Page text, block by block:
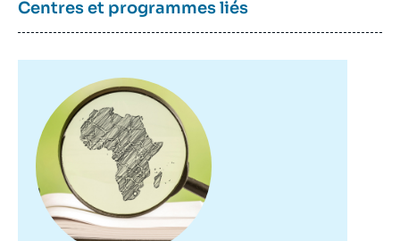
Centres et programmes liés
principale
épidémie postcoloniale », Articles, Ifri, 1